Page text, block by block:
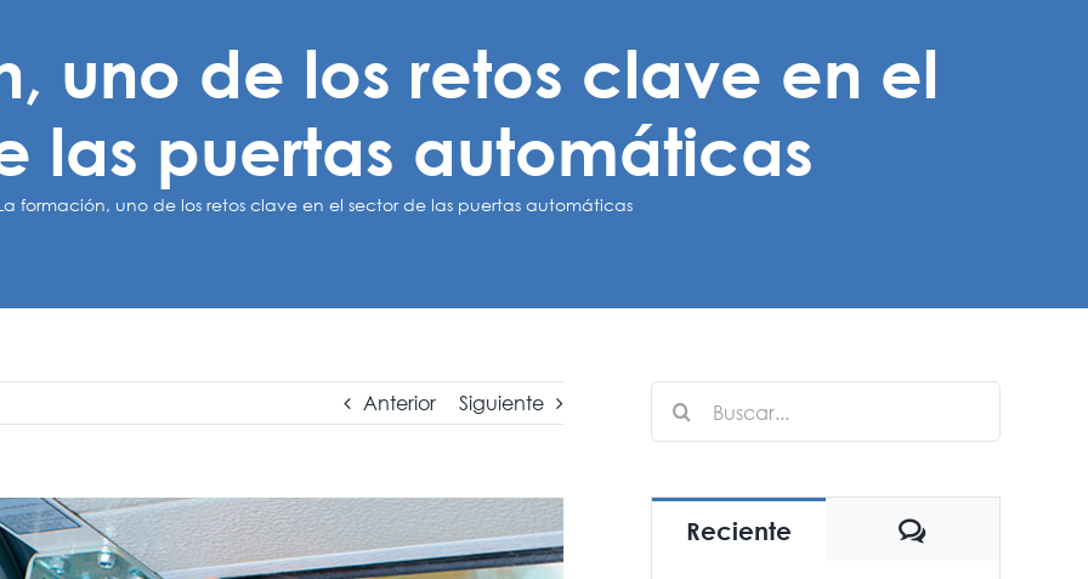
uno de los retos clave en el
las puertas automáticas
formación, uno de los retos clave en el sector de las puertas automáticas
Anterior Siguiente
Reciente Comentarios